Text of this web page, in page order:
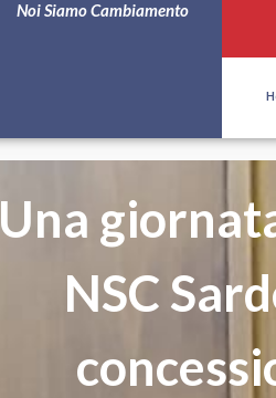
Noi Siamo Cambiamento
Una
NSC